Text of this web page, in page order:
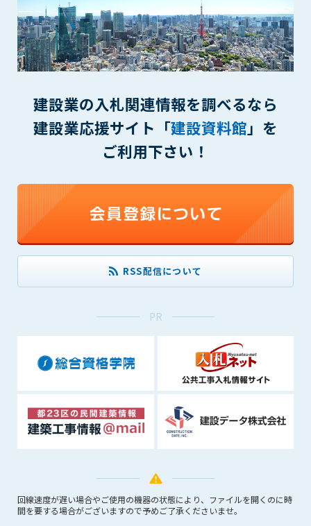
建設業の入札関連情報を調べるなら
建設業応援サイト「建設資料館」を
ご利用下さい！
RSS配信について
PR
回線速度が遅い場合やご使用の機器の状態により、ファイルを開くのに時
間を要する場合がございますので予めご了承くださいませ。
に第三者に提供すること
第7条（登録内容の削除）
管理者は、会員が登録した内容が以下に該当する、またはその
恐れのあるものは、会員の承諾なく削除できるものとします。
と管理者が、判断した場合
(2) 建設資料館の運営および保守管理上、必要と判断した場合
(3) 広告掲載料金の支払が遅延した場合
(4) その他、管理者が不適当と判断した場合
管理者は、会員の承諾なく、本サービス内容の変更(新規追加、
廃止を含み)し、本サービスの運営を中止または廃止することが
できるものとします。これに起因する会員または他の第三者が
被った損害について管理者は､一切の責任をも負わないものと
します。
第9条（会員の個人情報）
会員の氏名、住所、性別、年齢、メールアドレスその他本サー
個人情報といいます）について、管理者は、以下の各号に該当
する場合を除き、第三者に開示または提供しないものとしま
す。
(1) 会員が、自己の個人情報の開示に事前に同意している場合
(2) 個々の会員を特定できない統計的な処理をした形式で第三
(3) 第三者および管理者の権利、財産、安全等を保護するため
に必要であると管理者が判断した場合
(4) 法令等により開示を求められた場合
第10条（免責事項）
管理者は、会員が登録した内容が以下に該当する、またはその
恐れのあるものは、会員の承諾なく削除できるものとします。